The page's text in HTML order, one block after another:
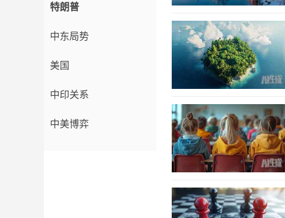
特朗普
中东局势
美国
中印关系
中美博弈